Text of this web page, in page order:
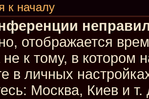
к началу
отображается
не к тому, в котором
в личных
Москва, Киев и